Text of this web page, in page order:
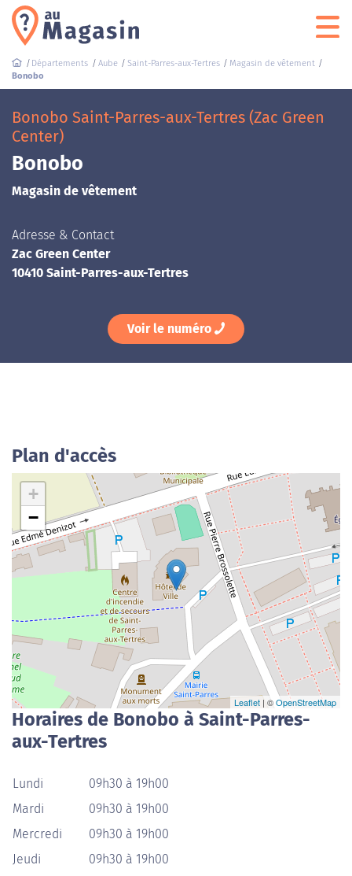
Départements Aube Saint-Parres-aux-Tertres
Magasin de vêtement
Bonobo
Bonobo Saint-Parres-aux-Tertres (Zac Green
Center)
Bonobo
Magasin de vêtement
Adresse & Contact
Zac Green Center
10410 Saint-Parres-aux-Tertres
Voir le numéro
Plan d'accès
+
−
Leaflet | ©OpenStreetMap
Horaires de Bonobo à Saint-Parres-
aux-Tertres
Lundi
09h30 à 19h00
Mardi
09h30 à 19h00
Mercredi
09h30 à 19h00
Jeudi
09h30 à 19h00